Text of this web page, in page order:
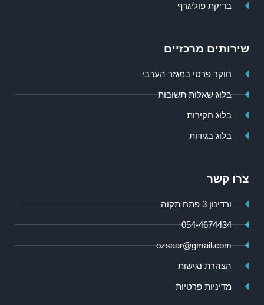
בדיקת פוליגרף
שירותים מרכזיים
חוקר פרטי במגזר הערבי
בלוג שאלות תשובות
בלוג חקירות
בלוג בגידות
צרו קשר
ורדינון 3 פתח תקוה
054-4674434
ozsaar@gmail.com
הצהרת נגישות
מדיניות פרטיות